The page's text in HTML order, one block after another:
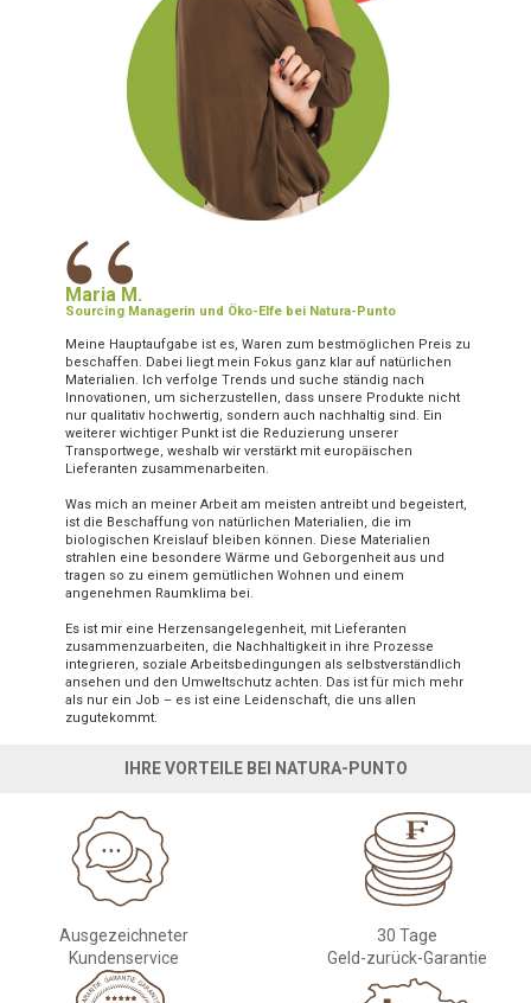
“
Maria M.
Sourcing Managerin und Öko-Elfe bei Natura-Punto
Meine Hauptaufgabe ist es, Waren zum bestmöglichen Preis zu
beschaffen. Dabei liegt mein Fokus ganz klar auf natürlichen
Materialien. Ich verfolge Trends und suche ständig nach
Innovationen, um sicherzustellen, dass unsere Produkte nicht
nur qualitativ hochwertig, sondern auch nachhaltig sind. Ein
weiterer wichtiger Punkt ist die Reduzierung unserer
Transportwege, weshalb wir verstärkt mit europäischen
Lieferanten zusammenarbeiten.
Was mich an meiner Arbeit am meisten antreibt und begeistert,
ist die Beschaffung von natürlichen Materialien, die im
biologischen Kreislauf bleiben können. Diese Materialien
strahlen eine besondere Wärme und Geborgenheit aus und
tragen so zu einem gemütlichen Wohnen und einem
angenehmen Raumklima bei.
Es ist mir eine Herzensangelegenheit, mit Lieferanten
zusammenzuarbeiten, die Nachhaltigkeit in ihre Prozesse
integrieren, soziale Arbeitsbedingungen als selbstverständlich
ansehen und den Umweltschutz achten. Das ist für mich mehr
als nur ein Job – es ist eine Leidenschaft, die uns allen
zugutekommt.
IHRE VORTEILE BEI NATURA-PUNTO
Ausgezeichneter
Kundenservice
30 Tage
Geld-zurück-Garantie